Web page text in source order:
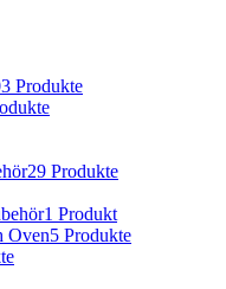
Produkte
29 Produkte
1 Produkt
Oven5 Produkte